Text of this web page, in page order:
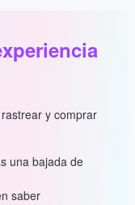
y comprar
una bajada de
saber